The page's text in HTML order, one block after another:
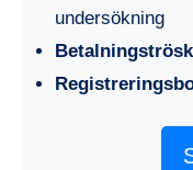
undersökning